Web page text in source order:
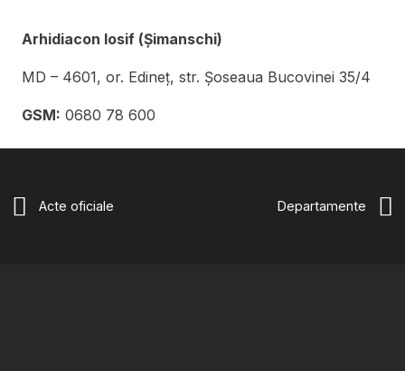
Arhidiacon Iosif (Șimanschi)
MD – 4601, or. Edineţ, str. Şoseaua Bucovinei 35/4
GSM: 0680 78 600
Acte oficiale Departamente